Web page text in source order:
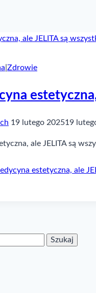
Zdrowie
19 lutego 202519
ale JELITA są
estetyczna, ale